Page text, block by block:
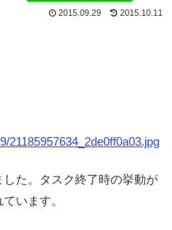
2015.10.11
2015.09.29
た。タスク終了時の挙動が
います。